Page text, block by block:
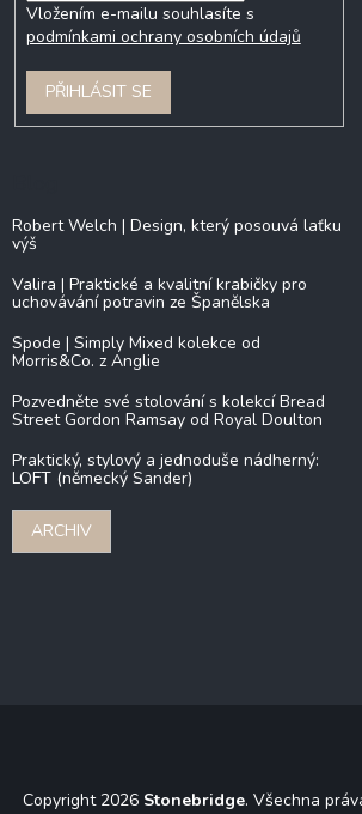
Vložením e-mailu souhlasíte s
podmínkami ochrany osobních údajů
PŘIHLÁSIT SE
Robert Welch | Design, který posouvá laťku
výš
Valira | Praktické a kvalitní krabičky pro
uchovávání potravin ze Španělska
Spode | Simply Mixed kolekce od
Morris&Co. z Anglie
Pozvedněte své stolování s kolekcí Bread
Street Gordon Ramsay od Royal Doulton
Praktický, stylový a jednoduše nádherný:
LOFT (německý Sander)
ARCHIV
Copyright 2026 Stonebridge. Všechna